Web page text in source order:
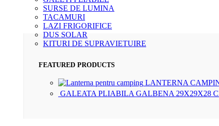
SURSE DE LUMINA
TACAMURI
LAZI FRIGORIFICE
DUS SOLAR
KITURI DE SUPRAVIETUIRE
FEATURED PRODUCTS
LANTERNA
GALEATA PLIABILA GALBENA 29X29X28